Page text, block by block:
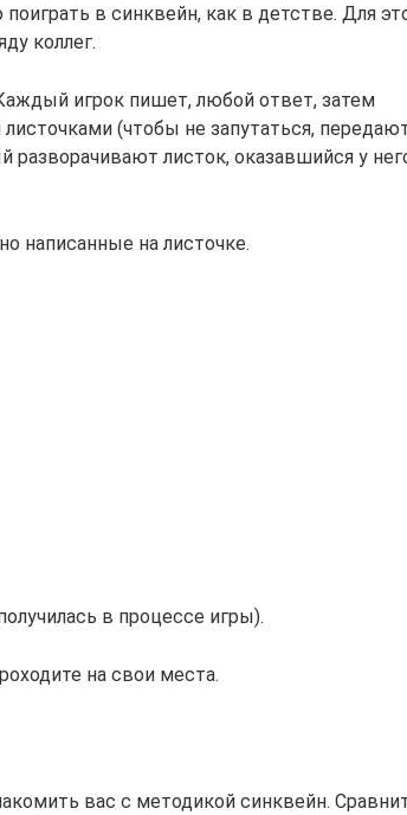
в синквейн, как в детстве. Для
коллег.
игрок пишет, любой ответ, затем
(чтобы не запутаться,
разворачивают листок, оказавшийся у
написанные на листочке.
в процессе игры).
на свои места.
вас с методикой синквейн.